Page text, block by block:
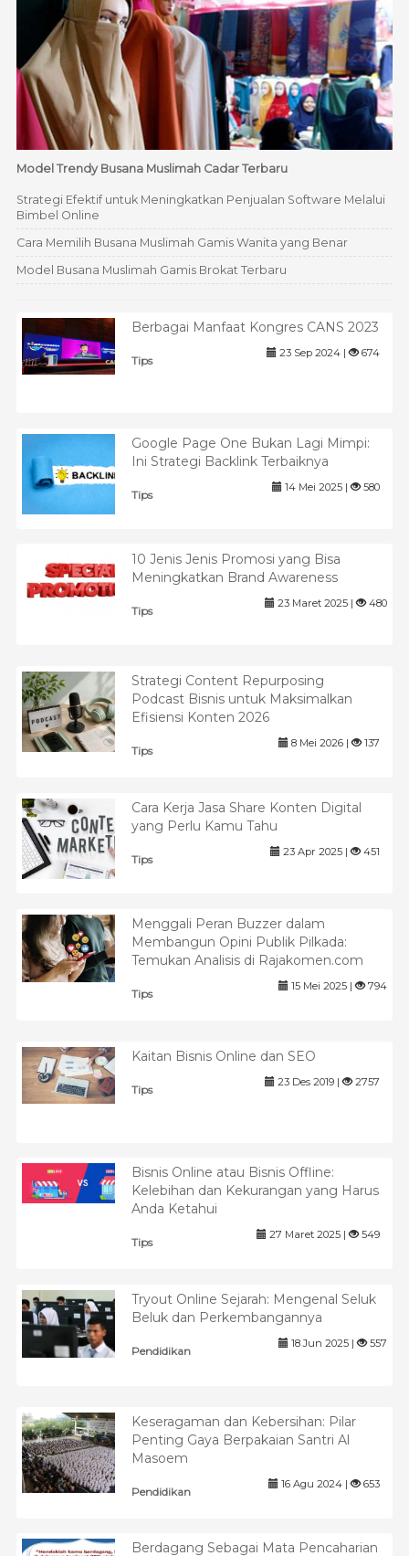
Model Trendy Busana Muslimah Cadar Terbaru
Strategi Efektif untuk Meningkatkan Penjualan Software Melalui
Bimbel Online
Cara Memilih Busana Muslimah Gamis Wanita yang Benar
Model Busana Muslimah Gamis Brokat Terbaru
Berbagai Manfaat Kongres CANS 2023
Tips
23 Sep 2024 | 674
Google Page One Bukan Lagi Mimpi:
Ini Strategi Backlink Terbaiknya
Tips
14 Mei 2025 | 580
10 Jenis Jenis Promosi yang Bisa
Meningkatkan Brand Awareness
Tips
23 Maret 2025 | 480
Strategi Content Repurposing
Podcast Bisnis untuk Maksimalkan
Efisiensi Konten 2026
Tips
8 Mei 2026 | 137
Cara Kerja Jasa Share Konten Digital
yang Perlu Kamu Tahu
Tips
23 Apr 2025 | 451
Menggali Peran Buzzer dalam
Membangun Opini Publik Pilkada:
Temukan Analisis di Rajakomen.com
Tips
15 Mei 2025 | 794
Kaitan Bisnis Online dan SEO
Tips
23 Des 2019 | 2757
Bisnis Online atau Bisnis Offline:
Kelebihan dan Kekurangan yang Harus
Anda Ketahui
Tips
27 Maret 2025 | 549
Tryout Online Sejarah: Mengenal Seluk
Beluk dan Perkembangannya
Pendidikan
18 Jun 2025 | 557
Keseragaman dan Kebersihan: Pilar
Penting Gaya Berpakaian Santri Al
Masoem
Pendidikan
16 Agu 2024 | 653
Berdagang Sebagai Mata Pencaharian